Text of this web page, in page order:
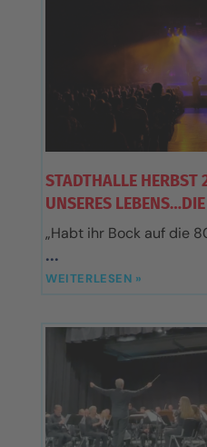
STADTHALLE HERBST
UNSERES
„Habt ihr Bock auf die
WEITERLESEN »